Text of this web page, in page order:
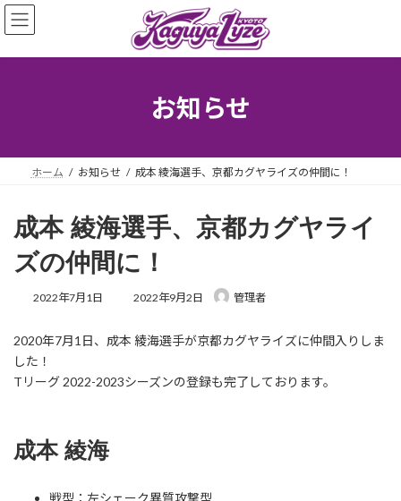
コ
ン
ン
ナ
ビ
ー
お知らせ
ホーム お知らせ 成本 綾海選手、京都カグヤライズの仲間に！
成本 綾海選手、京都カグヤライ
ズの仲間に！
2022年7月1日
最
新
:
2022年9月2日 管理者
2020年7月1日、成本 綾海選手が京都カグヤライズに仲間入りしま
した！
Tリーグ 2022-2023シーズンの登録も完了しております。
成本 綾海
戦型：左シェーク異質攻撃型